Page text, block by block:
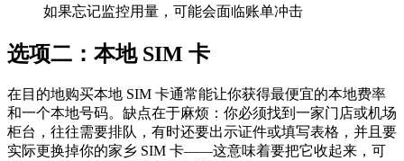
如果忘记监控用量，可能会面临账单冲击
选项二：本地 SIM 卡
在目的地购买本地 SIM 卡通常能让你获得最便宜的本地费率
和一个本地号码。缺点在于麻烦：你必须找到一家门店或机场
柜台，往往需要排队，有时还要出示证件或填写表格，并且要
实际更换掉你的家乡 SIM 卡——这意味着要把它收起来，可